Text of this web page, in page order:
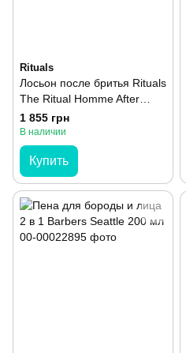
Rituals
Лосьон после бритья Rituals
The Ritual Homme After
Shave Refreshing Gel 100
мл
1 855 грн
В наличии
Купить